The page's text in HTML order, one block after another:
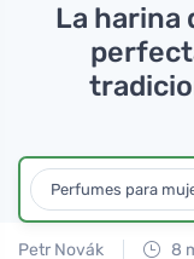
La harina
Perfumes para
Petr Novák 8